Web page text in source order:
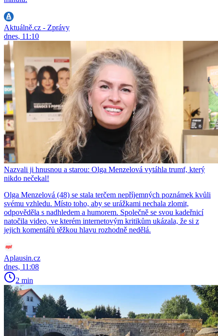
Aktuálně.cz - Zprávy
dnes, 11:10
Nazvali ji hnusnou a starou: Olga Menzelová vytáhla trumf, který
nikdo nečekal!
Olga Menzelová (48) se stala terčem nepříjemných poznámek kvůli
svému vzhledu. Místo toho, aby se urážkami nechala zlomit,
odpověděla s nadhledem a humorem. Společně se svou kadeřnicí
natočila video, ve kterém internetovým kritikům ukázala, že si z
jejich komentářů těžkou hlavu rozhodně nedělá.
Aplausin.cz
dnes, 11:08
2 min